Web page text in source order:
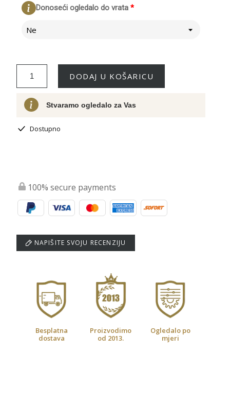
*
Donoseći ogledalo do vrata
Ne
DODAJ U KOŠARICU
Stvaramo ogledalo za Vas
Dostupno
100% secure payments
NAPIŠITE SVOJU RECENZIJU
Besplatna
dostava
Proizvodimo
od 2013.
Ogledalo po
mjeri